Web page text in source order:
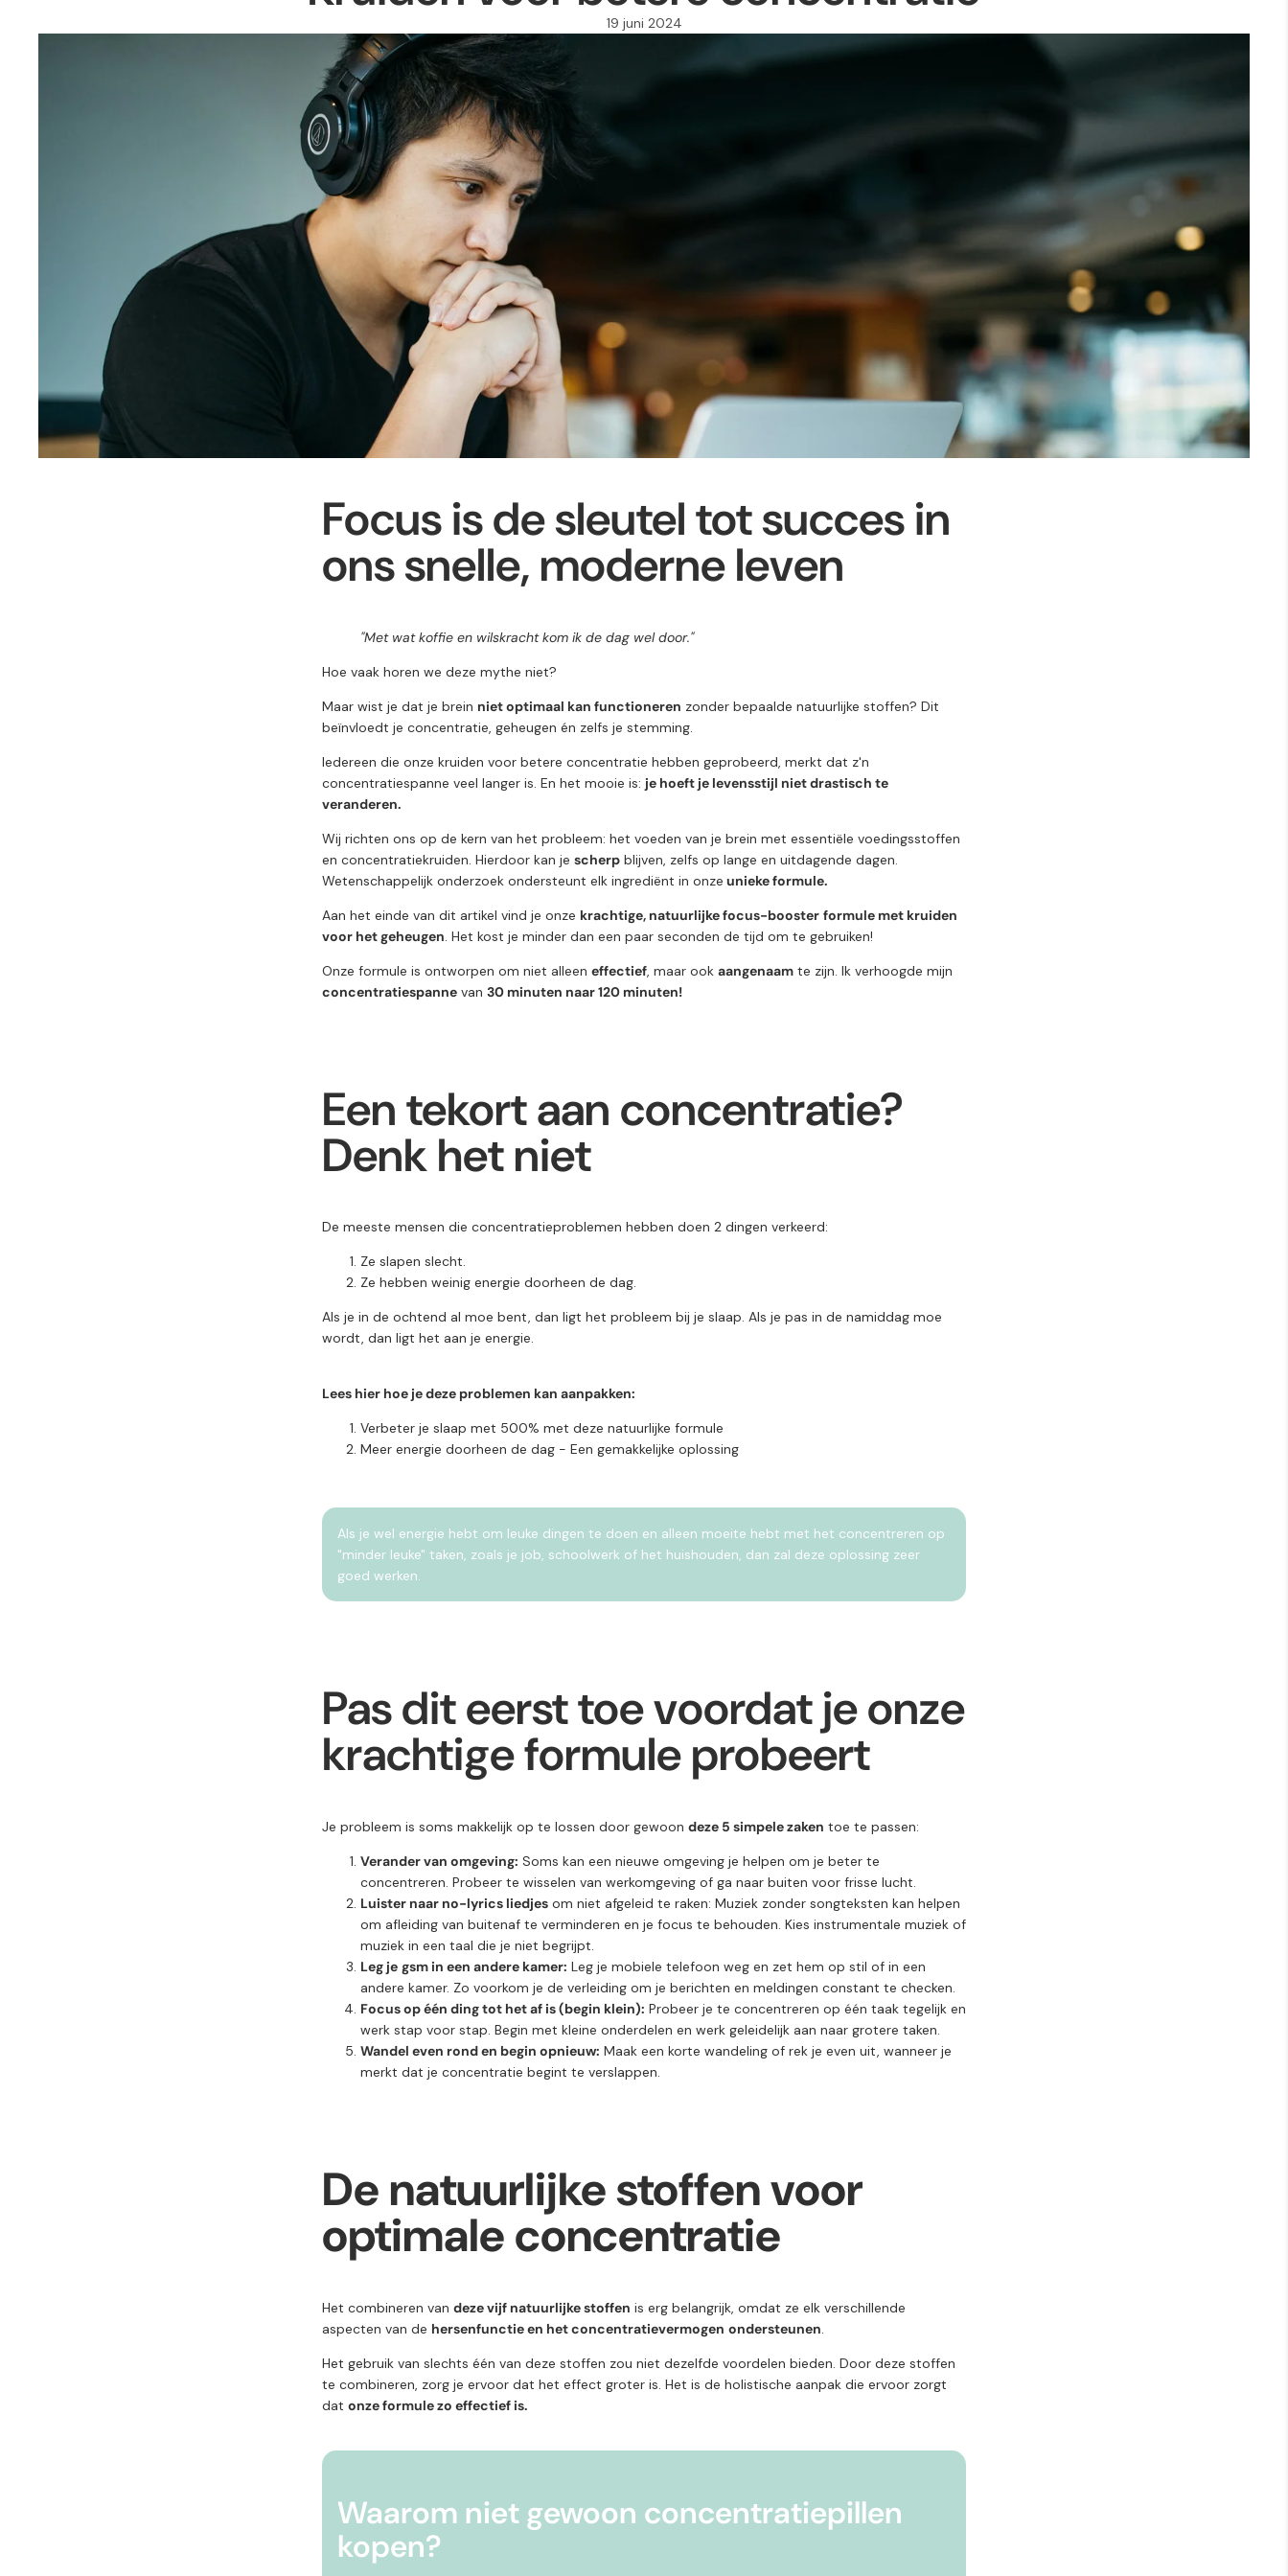
19 juni 2024
Focus is de sleutel tot succes in
ons snelle, moderne leven
"Met wat koffie en wilskracht kom ik de dag wel door."
Hoe vaak horen we deze mythe niet?
Maar wist je dat je brein niet optimaal kan functioneren zonder bepaalde natuurlijke stoffen? Dit
beïnvloedt je concentratie, geheugen én zelfs je stemming.
Iedereen die onze kruiden voor betere concentratie hebben geprobeerd, merkt dat z'n
concentratiespanne veel langer is. En het mooie is: je hoeft je levensstijl niet drastisch te
veranderen.
Wij richten ons op de kern van het probleem: het voeden van je brein met essentiële voedingsstoffen
en concentratiekruiden. Hierdoor kan je scherp blijven, zelfs op lange en uitdagende dagen.
Wetenschappelijk onderzoek ondersteunt elk ingrediënt in onze unieke formule.
Aan het einde van dit artikel vind je onze krachtige, natuurlijke focus-booster formule met kruiden
voor het geheugen. Het kost je minder dan een paar seconden de tijd om te gebruiken!
Onze formule is ontworpen om niet alleen effectief, maar ook aangenaam te zijn. Ik verhoogde mijn
concentratiespanne van 30 minuten naar 120 minuten!
Een tekort aan concentratie?
Denk het niet
De meeste mensen die concentratieproblemen hebben doen 2 dingen verkeerd:
Ze slapen slecht.
Ze hebben weinig energie doorheen de dag.
Als je in de ochtend al moe bent, dan ligt het probleem bij je slaap. Als je pas in de namiddag moe
wordt, dan ligt het aan je energie.
Lees hier hoe je deze problemen kan aanpakken:
Verbeter je slaap met 500% met deze natuurlijke formule
Meer energie doorheen de dag - Een gemakkelijke oplossing
Als je wel energie hebt om leuke dingen te doen en alleen moeite hebt met het concentreren op
"minder leuke" taken, zoals je job, schoolwerk of het huishouden, dan zal deze oplossing zeer
goed werken.
Pas dit eerst toe voordat je onze
krachtige formule probeert
Je probleem is soms makkelijk op te lossen door gewoon deze 5 simpele zaken toe te passen:
Verander van omgeving: Soms kan een nieuwe omgeving je helpen om je beter te
concentreren. Probeer te wisselen van werkomgeving of ga naar buiten voor frisse lucht.
Luister naar no-lyrics liedjes om niet afgeleid te raken: Muziek zonder songteksten kan helpen
om afleiding van buitenaf te verminderen en je focus te behouden. Kies instrumentale muziek of
muziek in een taal die je niet begrijpt.
Leg je gsm in een andere kamer: Leg je mobiele telefoon weg en zet hem op stil of in een
andere kamer. Zo voorkom je de verleiding om je berichten en meldingen constant te checken.
Focus op één ding tot het af is (begin klein): Probeer je te concentreren op één taak tegelijk en
werk stap voor stap. Begin met kleine onderdelen en werk geleidelijk aan naar grotere taken.
Wandel even rond en begin opnieuw: Maak een korte wandeling of rek je even uit, wanneer je
merkt dat je concentratie begint te verslappen.
De natuurlijke stoffen voor
optimale concentratie
Het combineren van deze vijf natuurlijke stoffen is erg belangrijk, omdat ze elk verschillende
aspecten van de hersenfunctie en het concentratievermogen ondersteunen.
Het gebruik van slechts één van deze stoffen zou niet dezelfde voordelen bieden. Door deze stoffen
te combineren, zorg je ervoor dat het effect groter is. Het is de holistische aanpak die ervoor zorgt
dat onzeformule zo effectief is.
Waarom niet gewoon concentratiepillen
kopen?